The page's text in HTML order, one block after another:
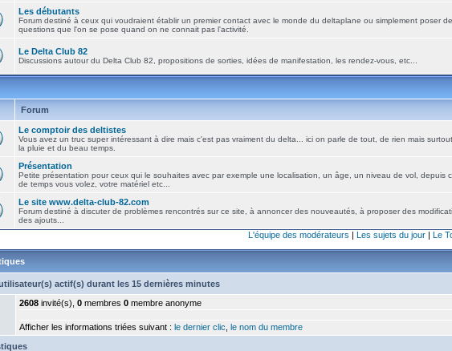
Les débutants
Forum destiné à ceux qui voudraient établir un premier contact avec le monde du deltaplane ou simplement poser
questions que l'on se pose quand on ne connait pas l'activité.
Le Delta Club 82
Discussions autour du Delta Club 82, propositions de sorties, idées de manifestation, les rendez-vous, etc...
Forum
Le comptoir des deltistes
Vous avez un truc super intéressant à dire mais c'est pas vraiment du delta... ici on parle de tout, de rien mais
la pluie et du beau temps.
Présentation
Petite présentation pour ceux qui le souhaites avec par exemple une localisation, un âge, un niveau de vol, depuis
de temps vous volez, votre matériel etc...
Le site www.delta-club-82.com
Forum destiné à discuter de problèmes rencontrés sur ce site, à annoncer des nouveautés, à proposer des
des ajouts...
L'équipe des modérateurs | Les sujets du jour| Le
actif(s) durant les 15 dernières minutes
2608 invité(s), 0 membres 0 membre anonyme
Afficher les informations triées suivant : le dernier clic le nom du membre